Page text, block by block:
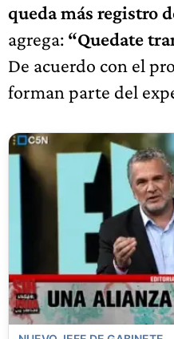
queda más registro
agrega: “Quedate
De acuerdo con el
forman parte del